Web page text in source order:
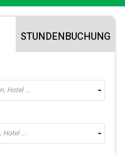
STUNDENBUCHUNG
Hotel ...
Hotel ...